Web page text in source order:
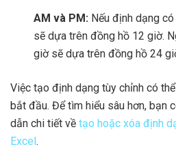
AM và PM: Nếu định dạng có
sẽ dựa trên đồng hồ 12 giờ.
giờ sẽ dựa trên đồng hồ 24
Việc tạo định dạng tùy chỉnh có
bắt đầu. Để tìm hiểu sâu hơn, bạn
dẫn chi tiết về tạo hoặc xóa định
Excel.